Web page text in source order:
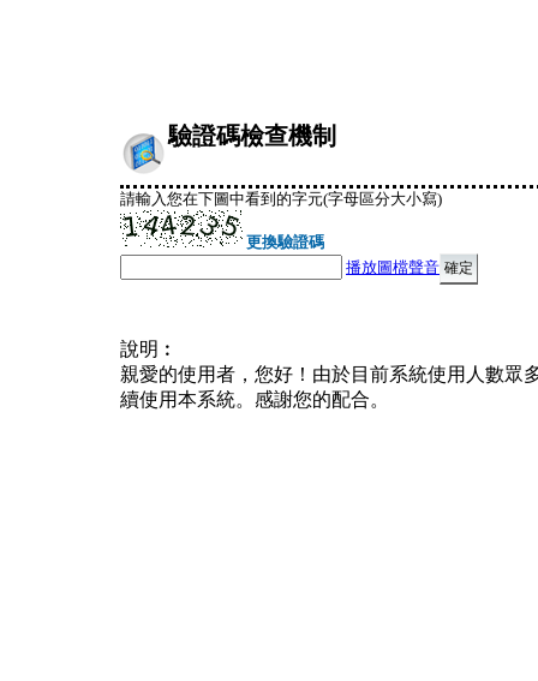
驗證碼檢查機制
請輸入您在下圖中看到的字元(字母區分大小寫)
更換驗證碼
播放圖檔聲音
說明︰
親愛的使用者，您好！由於目前系統使用人數眾
續使用本系統。感謝您的配合。